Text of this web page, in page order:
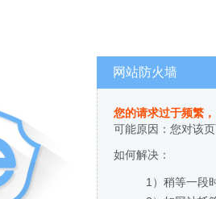
网站防火墙
您的请求过于频繁
可能原因：您对该
如何解决：
1）稍等一段